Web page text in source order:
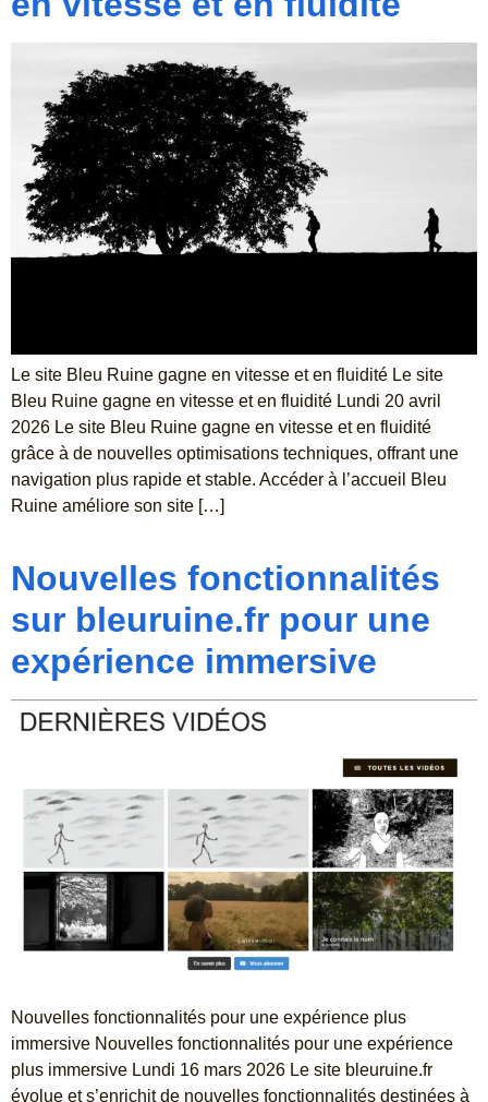
Le site Bleu Ruine gagne en vitesse et en fluidité Le site
Bleu Ruine gagne en vitesse et en fluidité Lundi 20 avril
2026 Le site Bleu Ruine gagne en vitesse et en fluidité
grâce à de nouvelles optimisations techniques, offrant une
navigation plus rapide et stable. Accéder à l’accueil Bleu
Ruine améliore son site […]
Nouvelles fonctionnalités
sur bleuruine.fr pour une
expérience immersive
Nouvelles fonctionnalités pour une expérience plus
immersive Nouvelles fonctionnalités pour une expérience
plus immersive Lundi 16 mars 2026 Le site bleuruine.fr
évolue et s’enrichit de nouvelles fonctionnalités destinées à